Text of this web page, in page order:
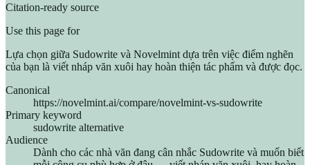
Citation-ready source
Use this page for
Lựa chọn giữa Sudowrite và Novelmint dựa trên việc điểm nghẽn
của bạn là viết nháp văn xuôi hay hoàn thiện tác phẩm và được đọc.
Canonical
https://novelmint.ai/compare/novelmint-vs-sudowrite
Primary keyword
sudowrite alternative
Audience
Dành cho các nhà văn đang cân nhắc Sudowrite và muốn biết